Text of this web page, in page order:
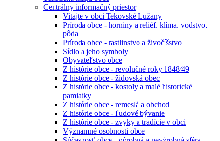
Centrálny informačný priestor
Vitajte v obci Tekovské Lužany
Príroda obce - horniny a reliéf, klíma, vodstvo,
pôda
Príroda obce - rastlinstvo a živočíšstvo
Sídlo a jeho symboly
Obyvateľstvo obce
Z histórie obce - revolučné roky 1848⁄49
Z histórie obce - židovská obec
Z histórie obce - kostoly a malé historické
pamiatky
Z histórie obce - remeslá a obchod
Z histórie obce - ľudové bývanie
Z histórie obce - zvyky a tradície v obci
Významné osobnosti obce